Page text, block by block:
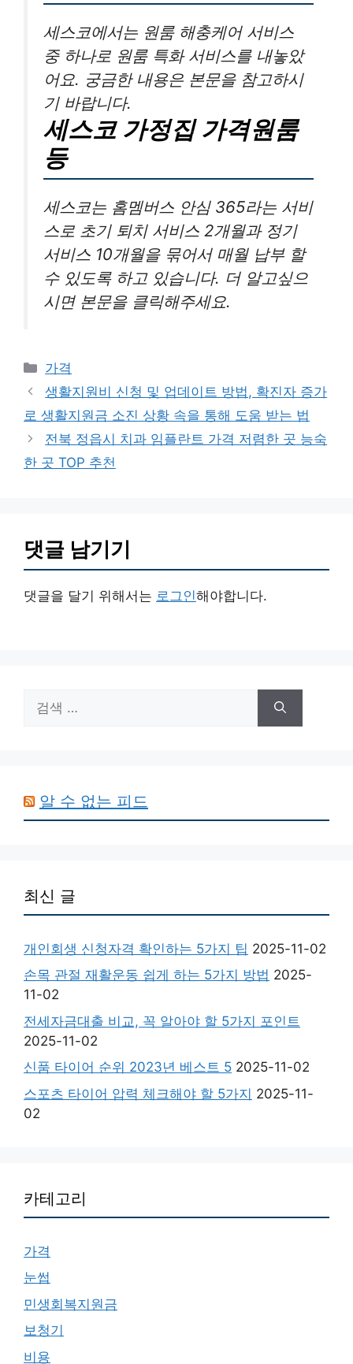
세스코에서는 원룸 해충케어 서비스
중 하나로 원룸 특화 서비스를 내놓았
어요. 궁금한 내용은 본문을 참고하시
기 바랍니다.
세스코 가정집 가격원룸
등
세스코는 홈멤버스 안심 365라는 서비
스로 초기 퇴치 서비스 2개월과 정기
서비스 10개월을 묶어서 매월 납부 할
수 있도록 하고 있습니다. 더 알고싶으
시면 본문을 클릭해주세요.
카
테
리
가격
생활지원비 신청 및 업데이트 방법, 확진자 증가
로 생활지원금 소진 상황 속을 통해 도움 받는 법
전북 정읍시 치과 임플란트 가격 저렴한 곳 능숙
한 곳 TOP 추천
댓글 남기기
댓글을 달기 위해서는 로그인해야합니다.
색:
알 수 없는 피드
최신 글
개인회생 신청자격 확인하는 5가지 팁 2025-11-02
손목 관절 재활운동 쉽게 하는 5가지 방법 2025-
11-02
전세자금대출 비교, 꼭 알아야 할 5가지 포인트
2025-11-02
신품 타이어 순위 2023년 베스트 5 2025-11-02
스포츠 타이어 압력 체크해야 할 5가지 2025-11-
02
카테고리
가격
눈썹
민생회복지원금
보청기
비용